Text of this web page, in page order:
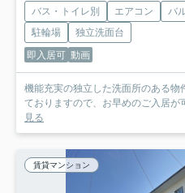
バス・トイレ別 エアコン バ
駐輪場
独立洗面台
即入居可 動画
機能充実の独立した洗面所のある物
ておりますので、お早めのご入居が
見る
賃貸マンション